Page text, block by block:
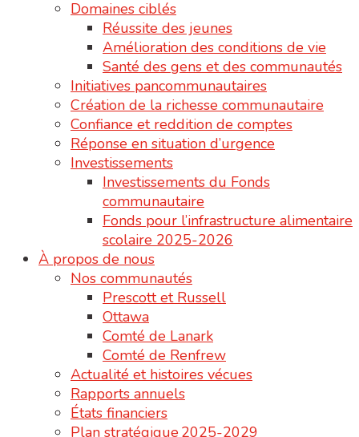
Domaines ciblés
Réussite des jeunes
Amélioration des conditions de vie
Santé des gens et des communautés
Initiatives pancommunautaires
Création de la richesse communautaire
Confiance et reddition de comptes
Réponse en situation d’urgence
Investissements
Investissements du Fonds
communautaire
Fonds pour l’infrastructure alimentaire
scolaire 2025-2026
À propos de nous
Nos communautés
Prescott et Russell
Ottawa
Comté de Lanark
Comté de Renfrew
Actualité et histoires vécues
Rapports annuels
États financiers
Plan stratégique 2025-2029